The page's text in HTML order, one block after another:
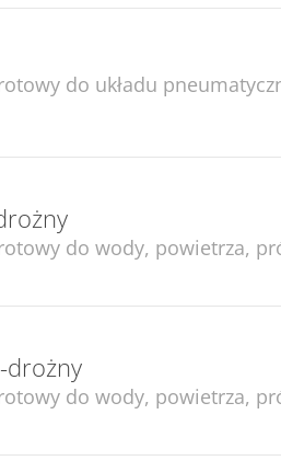
do układu
do wody, powietrza,
drożny
do wody, powietrza,